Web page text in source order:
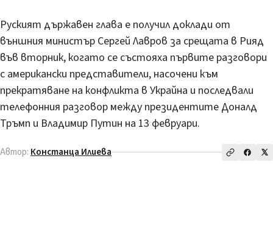
Руският държавен глава е получил доклади от
външния министър Сергей Лавров за срещата в Рияд
във вторник, когато се състояха първите разговори
с американски представители, насочени към
прекратяване на конфликта в Украйна и последвали
телефонния разговор между президентите Доналд
Тръмп и Владимир Путин на 13 февруари.
Автор: Констанца Илиева